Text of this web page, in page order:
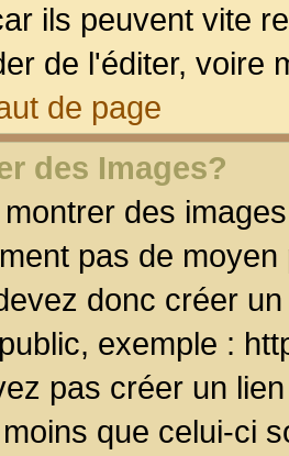
ils peuvent vite
de l'éditer, voire
de page
des Images?
des
pas de
donc créer
exemple :
pas créer un
que celui-ci